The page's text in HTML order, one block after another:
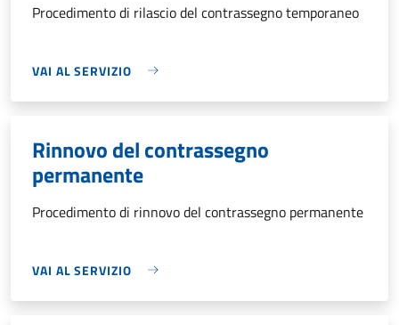
Procedimento di rilascio del contrassegno temporaneo
VAI AL SERVIZIO
Rinnovo del contrassegno
permanente
Procedimento di rinnovo del contrassegno permanente
VAI AL SERVIZIO